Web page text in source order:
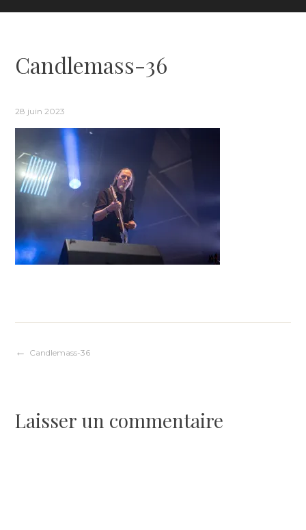
Candlemass-36
28 juin 2023
Navigation
l’article
Candlemass-36
Laisser un commentaire